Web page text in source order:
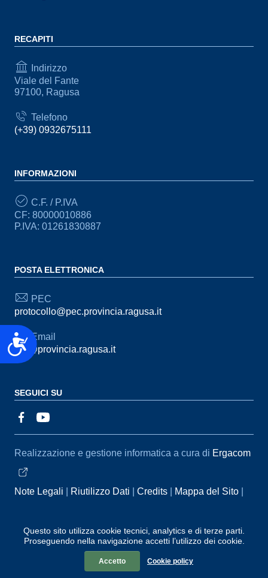
Accessibilità
Questo sito utilizza cookie tecnici, analytics e di terze parti.
Proseguendo nella navigazione accetti l’utilizzo dei cookie.
Accetto Cookie policy
RECAPITI
Indirizzo
Viale del Fante
97100, Ragusa
Telefono
(+39) 0932675111
INFORMAZIONI
C.F. / P.IVA
CF: 80000010886
P.IVA: 01261830887
POSTA ELETTRONICA
PEC
protocollo@pec.provincia.ragusa.it
Email
urp@provincia.ragusa.it
SEGUICI SU
Sezione Link Utili
Realizzazione e gestione informatica a cura di Ergacom
Note Legali Riutilizzo Dati Credits
Mappa del Sito
Segnalazioni
Statistiche accessi
Dichiarazione di
Accessibilità